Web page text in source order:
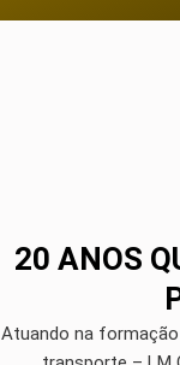
20 ANOS
Atuando na